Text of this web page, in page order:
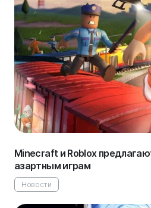
Minecraft и Roblox
азартным играм
Новости